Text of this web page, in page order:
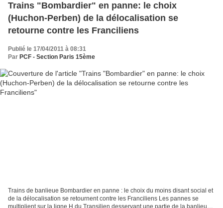
Trains "Bombardier" en panne: le choix
(Huchon-Perben) de la délocalisation se
retourne contre les Franciliens
Publié le 17/04/2011 à 08:31
Par PCF - Section Paris 15ème
Trains de banlieue Bombardier en panne : le choix du moins disant social et
de la délocalisation se retournent contre les Franciliens Les pannes se
multiplient sur la ligne H du Transilien desservant une partie de la banlieue